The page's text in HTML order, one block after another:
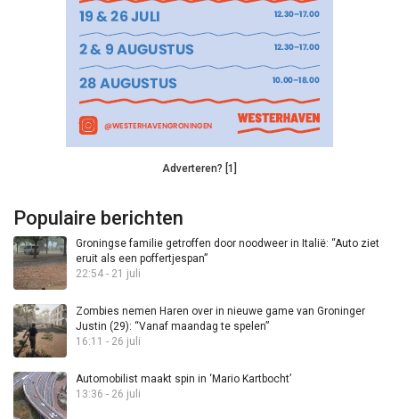
Adverteren? [1]
Populaire berichten
Groningse familie getroffen door noodweer in Italië: “Auto ziet
eruit als een poffertjespan”
22:54 - 21 juli
Zombies nemen Haren over in nieuwe game van Groninger
Justin (29): “Vanaf maandag te spelen”
16:11 - 26 juli
Automobilist maakt spin in ‘Mario Kartbocht’
13:36 - 26 juli